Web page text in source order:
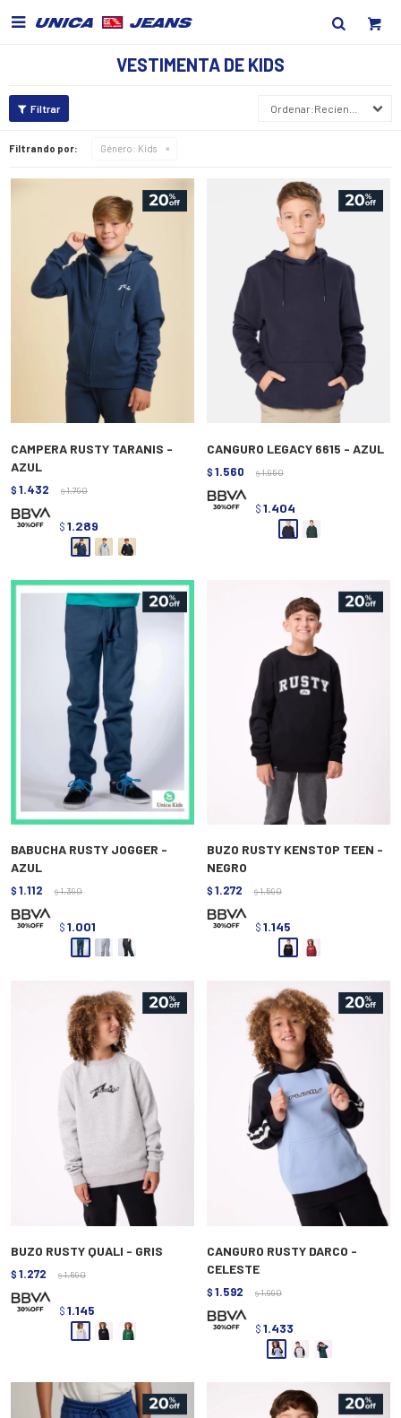

VESTIMENTA DE KIDS
Recientes
Filtrando por: Género: Kids
CAMPERA RUSTY TARANIS -
AZUL
$ 1.432 $ 1.790
$ 1.289
CANGURO LEGACY 6615 - AZUL
$ 1.560 $ 1.950
$ 1.404
BABUCHA RUSTY JOGGER -
AZUL
$ 1.112 $ 1.390
$ 1.001
BUZO RUSTY KENSTOP TEEN -
NEGRO
$ 1.272 $ 1.590
$ 1.145
BUZO RUSTY QUALI - GRIS
$ 1.272 $ 1.590
$ 1.145
CANGURO RUSTY DARCO -
CELESTE
$ 1.592 $ 1.990
$ 1.433